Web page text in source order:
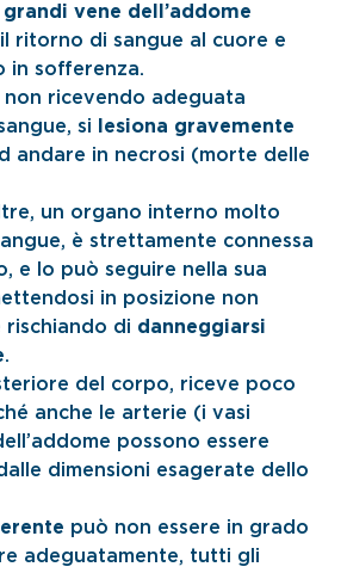
vene dell’addome
ritorno di sangue al cuore e
in sofferenza.
non ricevendo adeguata
si
lesiona gravemente
andare in necrosi (morte delle
un organo interno molto
è strettamente connessa
e lo può seguire nella sua
in posizione non
rischiando di danneggiarsi
.
del corpo, riceve poco
anche le arterie (i vasi
possono essere
dimensioni esagerate dello
può non essere in grado
adeguatamente, tutti gli